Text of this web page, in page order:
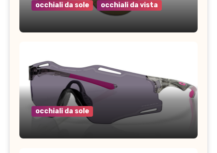
occhiali da sole occhiali da vista
occhiali da sole